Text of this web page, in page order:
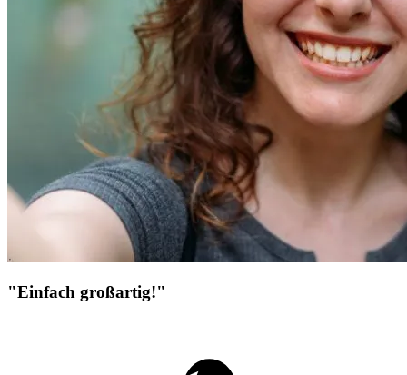
"Einfach großartig!"